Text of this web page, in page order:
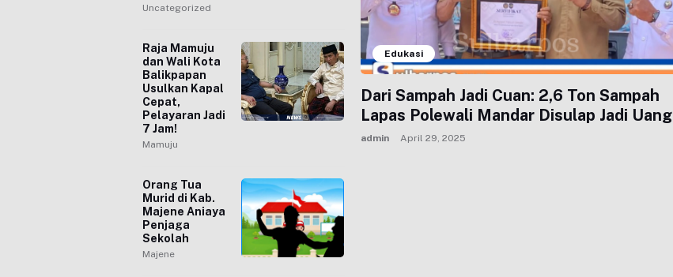
Uncategorized
Raja Mamuju
dan Wali Kota
Balikpapan
Usulkan Kapal
Cepat,
Pelayaran Jadi
7 Jam!
Mamuju
Orang Tua
Murid di Kab.
Majene Aniaya
Penjaga
Sekolah
Majene
Edukasi
Dari Sampah Jadi Cuan: 2,6 Ton Sampah
Lapas Polewali Mandar Disulap Jadi Uang
admin April 29, 2025